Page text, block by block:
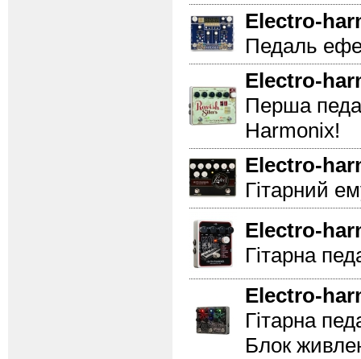
Electro-
Педаль
Electro-
Перша
Harmonix!
Electro-
Гітарний
Electro-
Гітарна
Electro-
Гітарна
Блок